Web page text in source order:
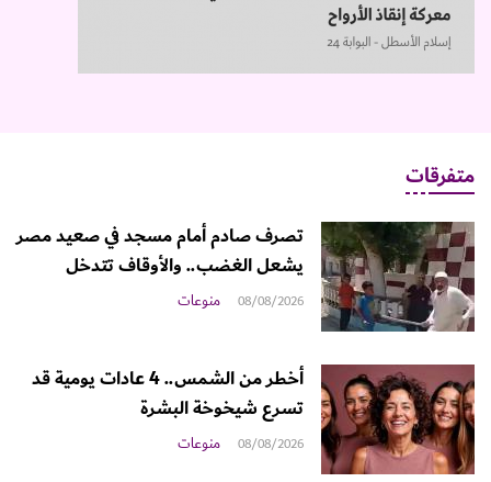
متفرقات
تصرف صادم أمام مسجد في صعيد مصر
يشعل الغضب.. والأوقاف تتدخل
08/08/2026 منوعات
أخطر من الشمس.. 4 عادات يومية قد
تسرع شيخوخة البشرة
08/08/2026 منوعات